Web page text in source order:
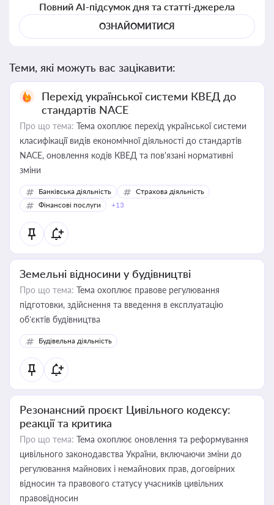
Повний AI-підсумок дня та статті-джерела
ОЗНАЙОМИТИСЯ
Теми, які можуть вас зацікавити:
Перехід української системи КВЕД до
стандартів NACE
Про що тема: Тема охоплює перехід української системи
класифікації видів економічної діяльності до стандартів
NACE, оновлення кодів КВЕД та пов'язані нормативні
зміни
Банківська діяльність
Страхова діяльність
Фінансові послуги
+13
Земельні відносини у будівництві
Про що тема: Тема охоплює правове регулювання
підготовки, здійснення та введення в експлуатацію
об’єктів будівництва
Будівельна діяльність
Резонансний проєкт Цивільного кодексу:
реакції та критика
Про що тема: Тема охоплює оновлення та реформування
цивільного законодавства України, включаючи зміни до
регулювання майнових і немайнових прав, договірних
відносин та правового статусу учасників цивільних
правовідносин